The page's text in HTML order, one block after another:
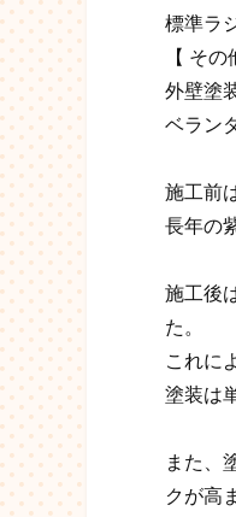
標準ラ
【 その
外壁塗
ベラン
施工前
長年の
施工後
た。
これに
塗装は
また、
クが高